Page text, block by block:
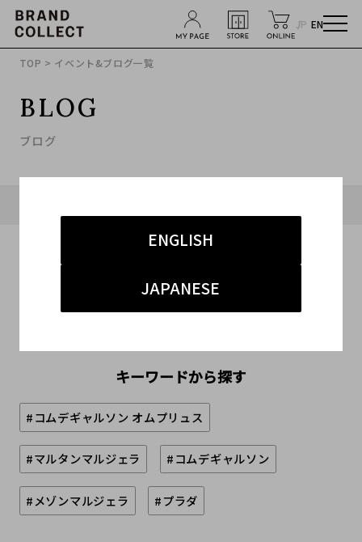
JP EN
ENGLISH
JAPANESE
TOP > イベント&ブログ一覧
BLOG
ブログ
キーワードから探す
#コムデギャルソン オムプリュス
#マルタンマルジェラ #コムデギャルソン
#メゾンマルジェラ #プラダ